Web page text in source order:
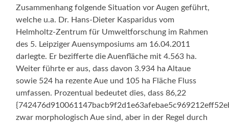
Zusammenhang folgende Situation vor Augen geführt,
welche u.a. Dr. Hans-Dieter Kasparidus vom
Helmholtz-Zentrum für Umweltforschung im Rahmen
des 5. Leipziger Auensymposiums am 16.04.2011
darlegte. Er bezifferte die Auenfläche mit 4.563 ha.
Weiter führte er aus, dass davon 3.934 ha Altaue
sowie 524 ha rezente Aue und 105 ha Fläche Fluss
umfassen. Prozentual bedeutet dies, dass 86,22
zwar morphologisch Aue sind, aber in der Regel durch